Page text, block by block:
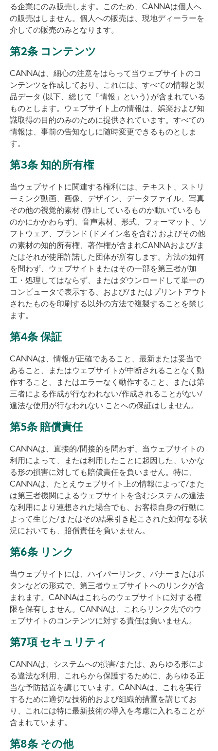
る企業にのみ販売します。このため、CANNAは個人へ
の販売はしません。個人への販売は、現地ディーラーを
介しての販売のみとなります。
第2条 コンテンツ
CANNAは、細心の注意をはらって当ウェブサイトのコ
ンテンツを作成しており、これには、すべての情報と製
品データ (以下、総じて「情報」という) が含まれている
ものとします。ウェブサイト上の情報は、娯楽および知
識取得の目的のみのために提供されています。すべての
情報は、事前の告知なしに随時変更できるものとしま
す。
第3条 知的所有権
当ウェブサイトに関連する権利には、テキスト、ストリ
ーミング動画、画像、デザイン、データファイル、写真
その他の視覚的素材 (静止しているものか動いているも
のかにかかわらず)、音声素材、形式、フォーマット、ソ
フトウェア、ブランド (ドメイン名を含む) およびその他
の素材の知的所有権、著作権が含まれCANNAおよび/ま
たはそれが使用許諾した団体が所有します。方法の如何
を問わず、ウェブサイトまたはその一部を第三者が加
工・処理してはならず、またはダウンロードして単一の
コンピュータで表示する、および/またはプリントアウト
されたものを印刷する以外の方法で複製することを禁じ
ます。
第4条 保証
CANNAは、情報が正確であること、最新または妥当で
あること、またはウェブサイトが中断されることなく動
作すること、またはエラーなく動作すること、または第
三者による作成が行なわれない/作成されることがない/
違法な使用が行なわれない ことへの保証はしません。
第5条 賠償責任
CANNAは、直接的/間接的を問わず、当ウェブサイトの
利用によって、または利用したことに起因した、いかな
る形の損害に対しても賠償責任を負いません。特に、
CANNAは、たとえウェブサイト上の情報によって/また
は第三者機関によるウェブサイトを含むシステムの違法
な利用により連想された場合でも、お客様自身の行動に
よって生じた/またはその結果引き起こされた如何なる状
況においても、賠償責任を負いません。
第6条 リンク
当ウェブサイトには、ハイパーリンク、バナーまたはボ
タンなどの形式で、第三者ウェブサイトへのリンクが含
まれます。CANNAはこれらのウェブサイトに対する権
限を保有しません。CANNAは、これらリンク先でのウ
ェブサイトのコンテンツに対する責任は負いません。
第7項 セキュリティ
CANNAは、システムへの損害/または、あらゆる形によ
る違法な利用、これらから保護するために、あらゆる正
当な予防措置を講じています。CANNAは、これを実行
するために適切な技術的および組織的措置を講じてお
り、これには特に最新技術の導入を考慮に入れることが
含まれています。
第8条 その他